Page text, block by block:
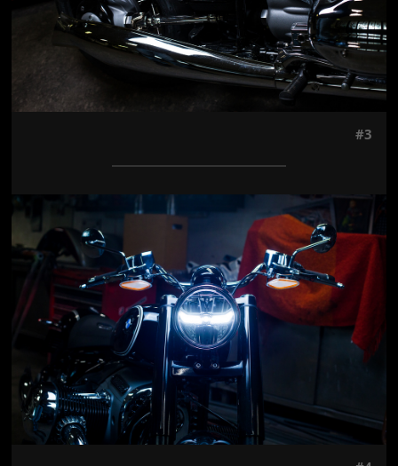
#3
Jön még kép!